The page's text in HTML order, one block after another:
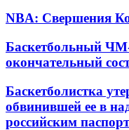
NBA: Свершения
Баскетбольный
окончательный
Баскетболистка
обвинившей ее в
российским